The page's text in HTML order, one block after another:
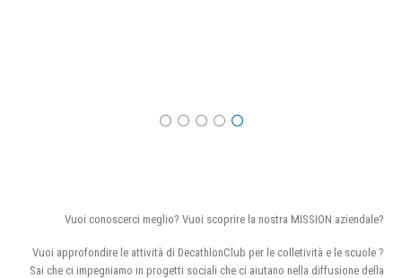
Vuoi conoscerci meglio? Vuoi scoprire la nostra MISSION aziendale?
Vuoi approfondire le attività di DecathlonClub per le colletività e le scuole ?
Sai che ci impegniamo in progetti sociali che ci aiutano nella diffusione della